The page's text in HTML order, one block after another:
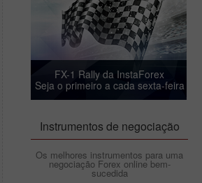
FX-1 Rally da InstaForex
Seja o primeiro a cada sexta-feira
Instrumentos de negociação
Os melhores instrumentos para uma
negociação Forex online bem-
sucedida